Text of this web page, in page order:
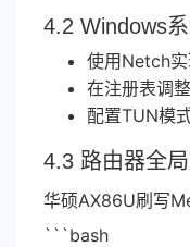
4.2 Windows
使用Netch
在注册表调
配置TUN模
4.3 路由器全
华硕AX86U刷写
```bash